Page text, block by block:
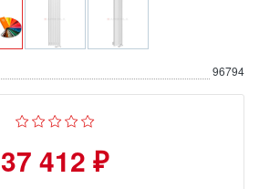
96794
37 412 ₽